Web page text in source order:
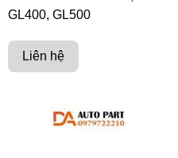
GL400, GL500
Liên hệ